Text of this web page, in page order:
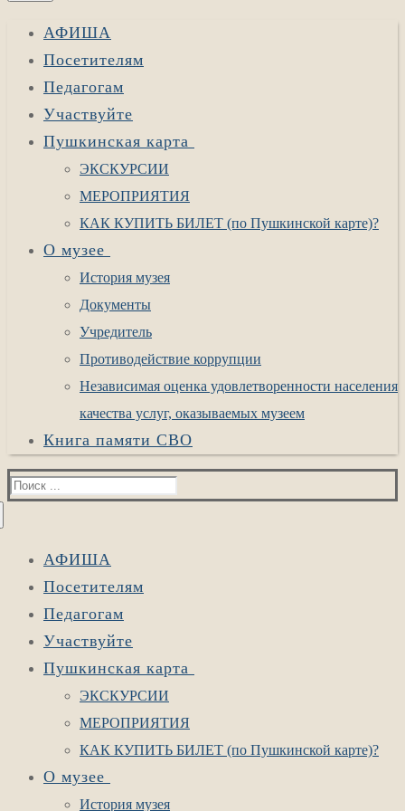
АФИША
Посетителям
Педагогам
Участвуйте
Пушкинская карта
ЭКСКУРСИИ
МЕРОПРИЯТИЯ
КАК КУПИТЬ БИЛЕТ (по Пушкинской карте)?
О музее
История музея
Документы
Учредитель
Противодействие коррупции
Независимая оценка удовлетворенности населения
качества услуг, оказываемых музеем
Книга памяти СВО
Найти:
АФИША
Посетителям
Педагогам
Участвуйте
Пушкинская карта
ЭКСКУРСИИ
МЕРОПРИЯТИЯ
КАК КУПИТЬ БИЛЕТ (по Пушкинской карте)?
О музее
История музея